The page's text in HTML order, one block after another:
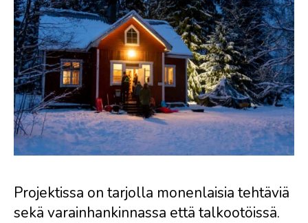
Projektissa on tarjolla monenlaisia tehtäviä
sekä varainhankinnassa että talkootöissä.